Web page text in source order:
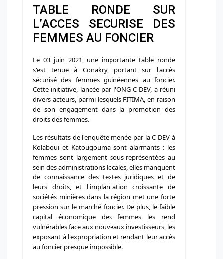
TABLE RONDE SUR
L’ACCES SECURISE DES
FEMMES AU FONCIER
Le 03 juin 2021, une importante table ronde
s'est tenue à Conakry, portant sur l'accès
sécurisé des femmes guinéennes au foncier.
Cette initiative, lancée par l'ONG C-DEV, a réuni
divers acteurs, parmi lesquels FITIMA, en raison
de son engagement dans la promotion des
droits des femmes.
Les résultats de l'enquête menée par la C-DEV à
Kolaboui et Katougouma sont alarmants : les
femmes sont largement sous-représentées au
sein des administrations locales, elles manquent
de connaissance des textes juridiques et de
leurs droits, et l'implantation croissante de
sociétés minières dans la région met une forte
pression sur le marché foncier. De plus, le faible
capital économique des femmes les rend
vulnérables face aux nouveaux investisseurs, les
exposant à l'expropriation et rendant leur accès
au foncier presque impossible.